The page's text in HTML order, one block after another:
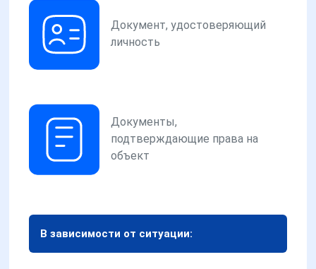
Документ, удостоверяющий
личность
Документы,
подтверждающие права на
объект
В зависимости от ситуации: